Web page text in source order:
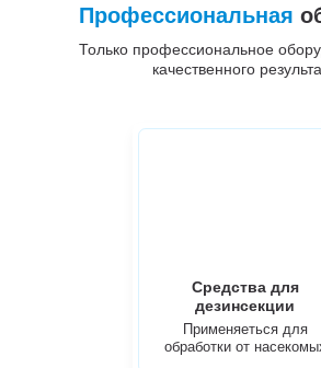
Профессиональная
Только профессиональное
качественного
Средства для
дезинсекции
Применяеться для
обработки от